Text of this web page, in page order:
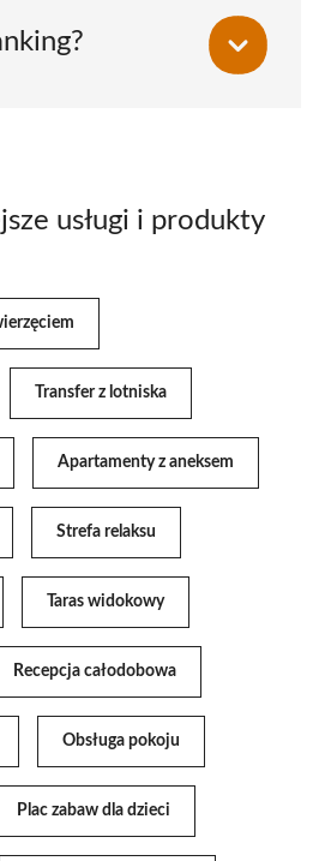
usługi i produkty
Transfer z lotniska
Apartamenty z aneksem
Strefa relaksu
Taras widokowy
Recepcja całodobowa
Obsługa pokoju
Plac zabaw dla dzieci